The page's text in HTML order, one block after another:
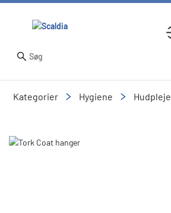
Kategorier Hygiene Hudpleje
Slide 1 of 1